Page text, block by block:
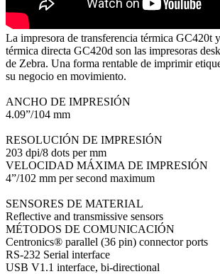
La impresora de transferencia térmica GC420t
térmica directa GC420d son las impresoras
de Zebra. Una forma rentable de imprimir
su negocio en movimiento.
ANCHO DE IMPRESIÓN
4.09”/104 mm
RESOLUCIÓN DE IMPRESIÓN
203 dpi/8 dots per mm
VELOCIDAD MÁXIMA DE IMPRESIÓN
4”/102 mm per second maximum
SENSORES DE MATERIAL
Reflective and transmissive sensors
MÉTODOS DE COMUNICACIÓN
Centronics® parallel (36 pin) connector ports
RS-232 Serial interface
USB V1.1 interface, bi-directional